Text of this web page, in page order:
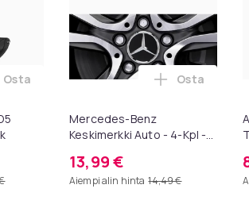
meikkipeili lampuilla USB-pöytälevy
Lisää Suunto 7/9/9 Baro/D5
Osta
Mercedes-Benz
Keskimerkki Auto - 4-Kpl -
13,99 €
Aiempi alin hinta 14,49 €
Lisää
Osta